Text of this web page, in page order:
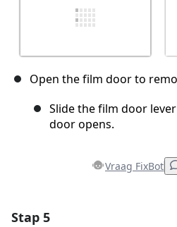
Open the film door to
Slide the film door
door opens.
Vraag FixBot
Stap 5